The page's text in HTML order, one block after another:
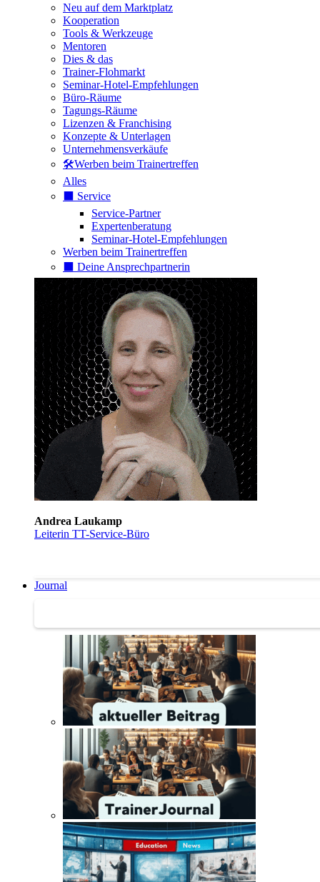
Neu auf dem Marktplatz
Kooperation
Tools & Werkzeuge
Mentoren
Dies & das
Trainer-Flohmarkt
Seminar-Hotel-Empfehlungen
Büro-Räume
Tagungs-Räume
Lizenzen & Franchising
Konzepte & Unterlagen
Unternehmensverkäufe
🛠️Werben beim Trainertreffen
Alles
⬛️ Service
Service-Partner
Expertenberatung
Seminar-Hotel-Empfehlungen
Werben beim Trainertreffen
⬛️ Deine Ansprechpartnerin
Andrea Laukamp
Leiterin TT-Service-Büro
Journal